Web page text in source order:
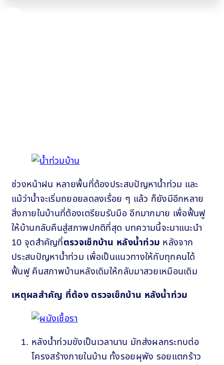
ช่วงหน้าฝน หลายพื้นที่ต้องประสบปัญหาน้ำท่วม และ
แม้ว่าน้ำจะเริ่มถยอยลดลงเรื่อย ๆ แล้ว ก็ยังมีอีกหลาย
สิ่งภายในบ้านที่ต้องเตรียมรับมือ อีกมากมาย เพื่อฟื้นฟู
ให้บ้านกลับคืนสู่สภาพปกติที่สุด บทความนี้จะมาแนะนำ
10 จุดสำคัญที่ตรวจเช็กบ้าน หลังน้ำท่วม หลังจาก
ประสบปัญหาน้ำท่วม เพื่อเป็นแนวทางให้กับทุกคนได้
ฟื้นฟู คืนสภาพบ้านหลังเดิมให้กลับมาสวยเหมือนเดิม
เหตุผลสำคัญ ที่ต้อง ตรวจเช็กบ้าน หลังน้ำท่วม
หลังน้ำท่วมขังเป็นเวลานาน มักส่งผลกระทบต่อ
โครงสร้างภายในบ้าน ทั้งรอยผุพัง รอยแตกร้าว